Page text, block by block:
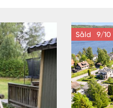
Såld 9/10